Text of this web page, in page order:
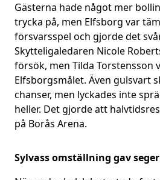
Gästerna hade något mer
trycka på, men Elfsborg var
försvarsspel och gjorde det
Skytteligaledaren Nicole
försök, men Tilda Torstensson
Elfsborgsmålet. Även gulsvart
chanser, men lyckades inte
heller. Det gjorde att
på Borås Arena.
Sylvass omställning gav